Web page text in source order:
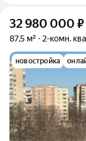
32 980 000 ₽
87,5 м² 2-комн.
новостройка